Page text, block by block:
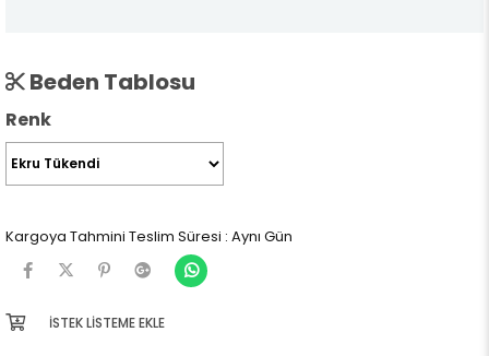
Beden Tablosu
Renk
Kargoya Tahmini Teslim Süresi : Aynı Gün
İSTEK LISTEME EKLE